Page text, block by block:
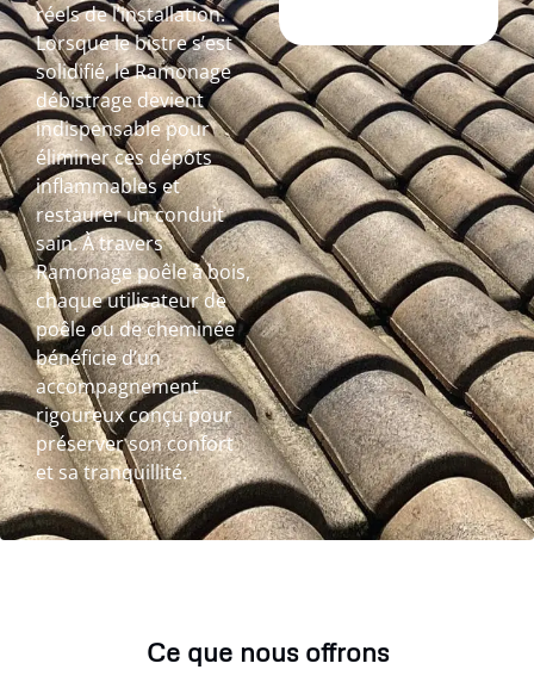
réels de l’installation.
Lorsque le bistre s’est
solidifié, le Ramonage
débistrage devient
indispensable pour
éliminer ces dépôts
inflammables et
restaurer un conduit
sain. À travers
Ramonage poêle à bois,
chaque utilisateur de
poêle ou de cheminée
bénéficie d’un
accompagnement
rigoureux conçu pour
préserver son confort
et sa tranquillité.
Ce que nous offrons